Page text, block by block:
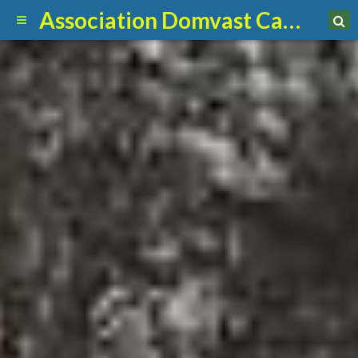
Association Domvast Canin Club